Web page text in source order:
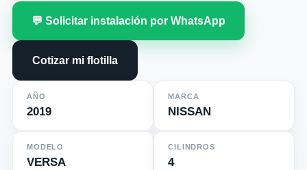
💬 Solicitar instalación por WhatsApp
Cotizar mi flotilla
AÑO
2019
MARCA
NISSAN
MODELO
VERSA
CILINDROS
4